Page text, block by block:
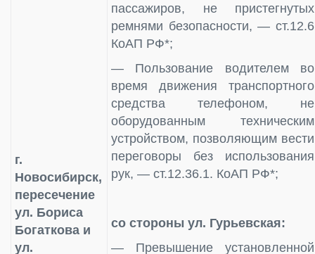
г.
Новосибирск,
пересечение
ул. Бориса
Богаткова и
ул.
пассажиров, не пристегнутых
ремнями безопасности, — ст.12.6
КоАП РФ*;
— Пользование водителем во
время движения транспортного
средства телефоном, не
оборудованным техническим
устройством, позволяющим вести
переговоры без использования
рук, — ст.12.36.1. КоАП РФ*;
со стороны ул. Гурьевская:
— Превышение установленной